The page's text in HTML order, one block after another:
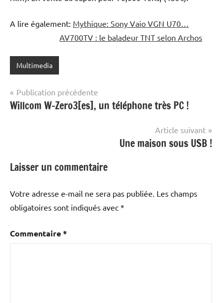
A lire également: Mythique: Sony Vaio VGN U70…
AV700TV : le baladeur TNT selon Archos
Multimedia
Navigation
de
Publication précédente
Willcom W-Zero3[es], un téléphone très PC !
Article suivant
Une maison sous USB !
Laisser un commentaire
Votre adresse e-mail ne sera pas publiée. Les champs
obligatoires sont indiqués avec *
Commentaire*